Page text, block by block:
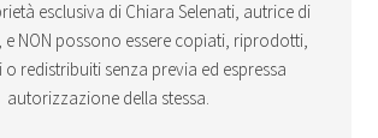
esclusiva di Chiara Selenati, autrice di
NON possono essere copiati, riprodotti,
redistribuiti senza previa ed espressa
autorizzazione della stessa.